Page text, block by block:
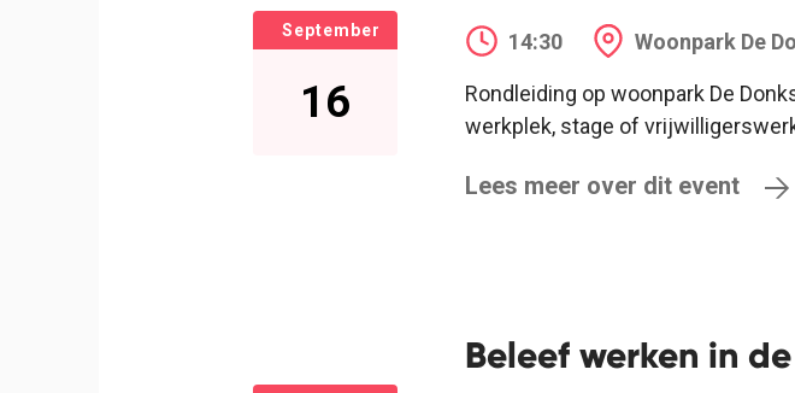
September
16
14:30 Woonpark De
Rondleiding op woonpark De
werkplek, stage of
Lees meer over dit event
Beleef werken in